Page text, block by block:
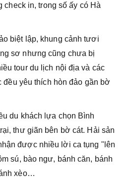
check in, trong số ấy có Hà
biệt lập, khung cảnh tươi
sơ nhưng cũng chưa bị
tour du lịch nội địa và các
đều yêu thích hòn đảo gần bờ
du khách lựa chọn Bình
thư giãn bên bờ cát. Hải sản
được nhiều lời ca tụng "lên
sú, bào ngư, bánh căn, bánh
xèo…